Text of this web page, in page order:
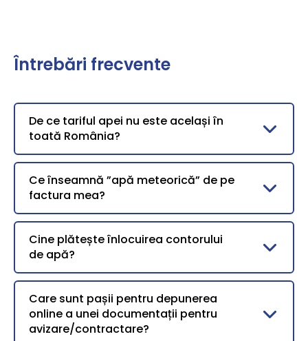
Întrebări frecvente
De ce tariful apei nu este același în
toată România?
Ce înseamnă ”apă meteorică” de pe
factura mea?
Cine plătește înlocuirea contorului
de apă?
Care sunt pașii pentru depunerea
online a unei documentații pentru
avizare/contractare?